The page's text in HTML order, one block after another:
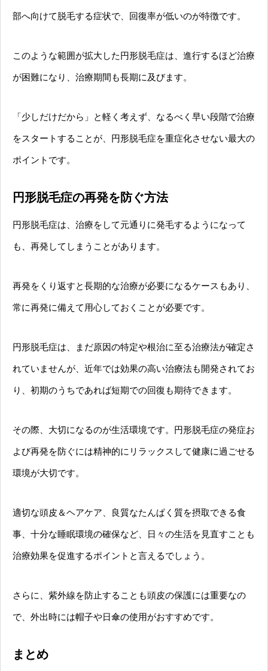
部へ向けて脱毛する症状で、回復率が低いのが特徴です。
このような範囲が拡大した円形脱毛症は、進行するほど治療
が困難になり、治療期間も長期に及びます。
「少しだけだから」と軽く考えず、なるべく早い段階で治療
をスタートすることが、円形脱毛症を重症化させない最大の
ポイントです。
円形脱毛症の再発を防ぐ方法
円形脱毛症は、治療をして元通りに発毛するようになって
も、再発してしまうことがあります。
再発をくり返すと長期的な治療が必要になるケースもあり、
常に再発に備えて用心しておくことが必要です。
円形脱毛症は、まだ原因の特定や根治に至る治療法が確定さ
れていませんが、近年では効果の高い治療法も開発されてお
り、初期のうちであれば短期での回復も期待できます。
その際、大切になるのが生活環境です。円形脱毛症の発症お
よび再発を防ぐには精神的にリラックスして健康に過ごせる
環境が大切です。
適切な頭皮＆ヘアケア、良質なたんぱく質を摂取できる食
事、十分な睡眠環境の確保など、日々の生活を見直すことも
治療効果を促進するポイントと言えるでしょう。
さらに、紫外線を防止することも頭皮の保護には重要なの
で、外出時には帽子や日傘の使用がおすすめです。
まとめ